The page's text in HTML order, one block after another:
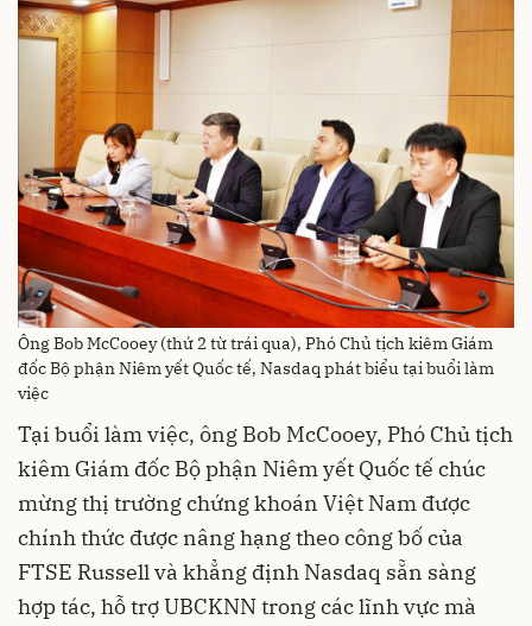
Ông Bob McCooey (thứ 2 từ trái qua), Phó Chủ tịch kiêm Giám
đốc Bộ phận Niêm yết Quốc tế, Nasdaq phát biểu tại buổi làm
việc
Tại buổi làm việc, ông Bob McCooey, Phó Chủ tịch
kiêm Giám đốc Bộ phận Niêm yết Quốc tế chúc
mừng thị trường chứng khoán Việt Nam được
chính thức được nâng hạng theo công bố của
FTSE Russell và khẳng định Nasdaq sẵn sàng
hợp tác, hỗ trợ UBCKNN trong các lĩnh vực mà